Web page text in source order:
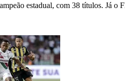
estadual, com 38 títulos. Já o